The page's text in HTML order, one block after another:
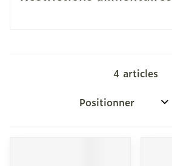
4 articles
Trier par: